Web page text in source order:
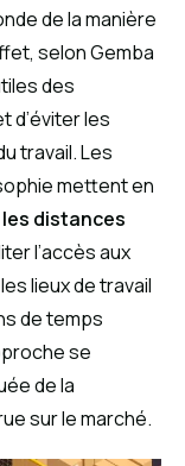
de la manière
selon Gemba
des
d’éviter les
travail. Les
mettent en
distances
l’accès aux
lieux de travail
de temps
se
de la
sur le marché.